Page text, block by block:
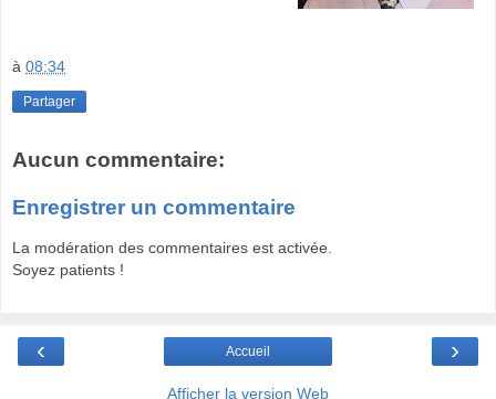
à 08:34
Partager
Aucun commentaire:
Enregistrer un commentaire
La modération des commentaires est activée.
Soyez patients !
‹ ›
Accueil
Afficher la version Web